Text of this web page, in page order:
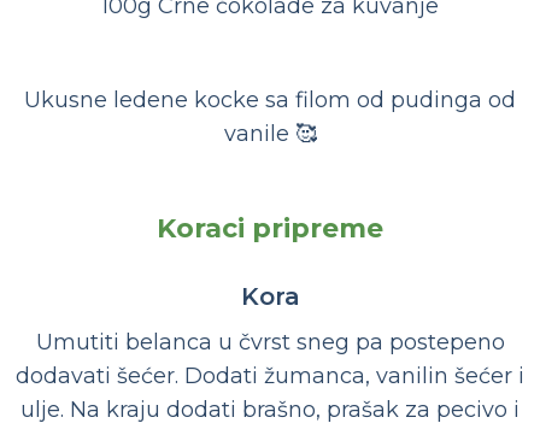
100g Crne čokolade za kuvanje
Ukusne ledene kocke sa filom od pudinga od
vanile 🥰
Koraci pripreme
Kora
Umutiti belanca u čvrst sneg pa postepeno
dodavati šećer. Dodati žumanca, vanilin šećer i
ulje. Na kraju dodati brašno, prašak za pecivo i